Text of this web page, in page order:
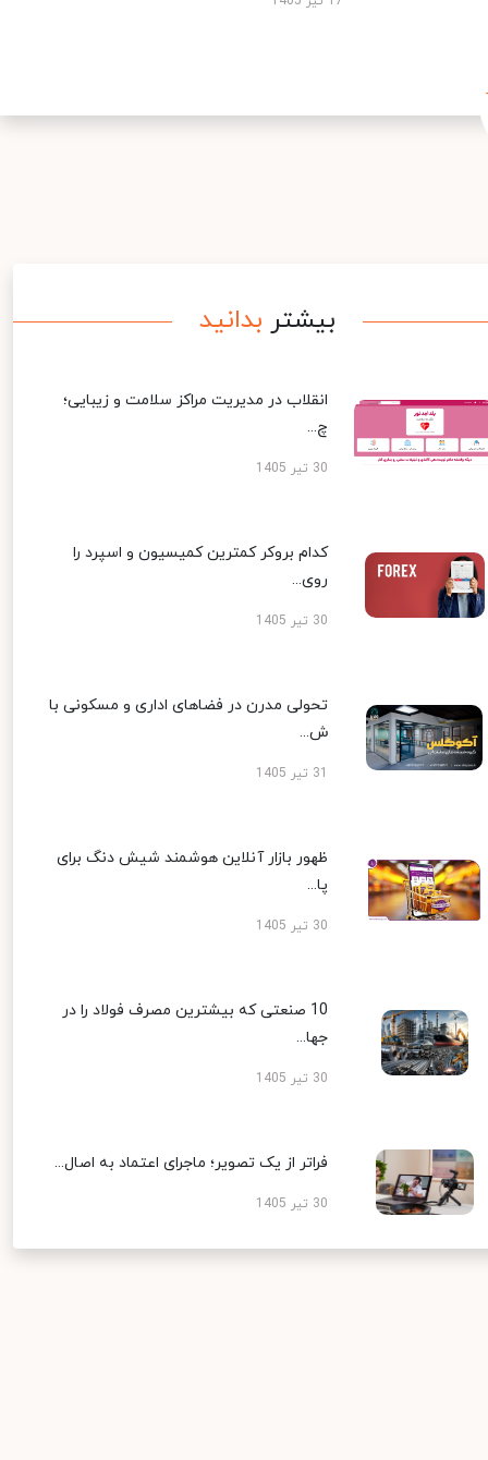
بیشتر بدانید
انقلاب در مدیریت مراکز سلامت و زیبایی؛
چ...
30 تیر 1405
کدام بروکر کمترین کمیسیون و اسپرد را
روی...
30 تیر 1405
تحولی مدرن در فضاهای اداری و مسکونی با
ش...
ظهور بازار آنلاین هوشمند شیش دنگ برای
پا...
30 تیر 1405
10 صنعتی که بیشترین مصرف فولاد را در
جها...
30 تیر 1405
فراتر از یک تصویر؛ ماجرای اعتماد به اصال...
30 تیر 1405